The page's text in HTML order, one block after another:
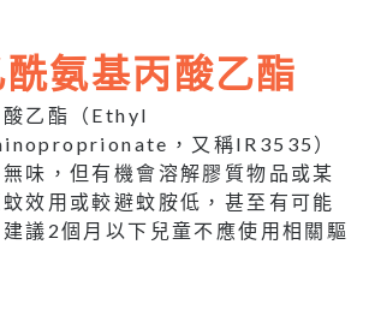
氨基丙酸乙酯
乙酯（Ethyl
，又稱IR3535）
味，但有機會溶解膠質物品或某
效用或較避蚊胺低，甚至有可能
議2個月以下兒童不應使用相關驅